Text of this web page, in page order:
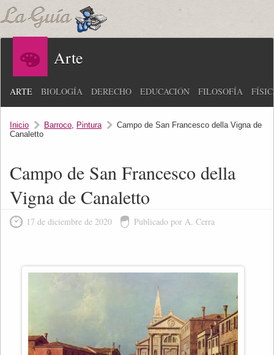
Arte
ARTE BIOLOGÍA DERECHO EDUCACIÓN FILOSOFÍA
Inicio Barroco, Pintura
Campo de San Francesco della Vigna de
Canaletto
Campo de San Francesco della
Vigna de Canaletto
17 de diciembre de 2020 Publicado por A. Cerra